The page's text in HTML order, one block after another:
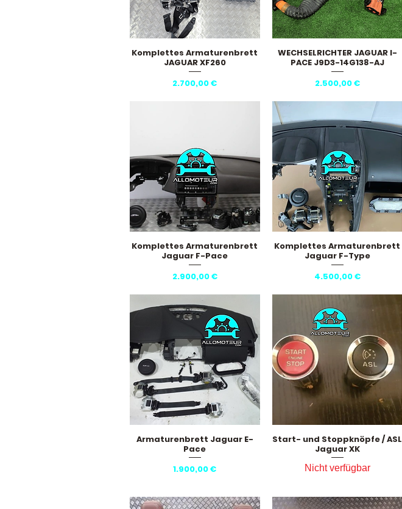
Schnellansicht
Komplettes Armaturenbrett
JAGUAR XF260
Preis
2.700,00 €
Schnellansicht
WECHSELRICHTER JAGUAR I-
PACE J9D3-14G138-AJ
Preis
2.500,00 €
Schnellansicht
Komplettes Armaturenbrett
Jaguar F-Pace
Preis
2.900,00 €
Schnellansicht
Komplettes Armaturenbrett
Jaguar F-Type
Preis
4.500,00 €
Schnellansicht
Armaturenbrett Jaguar E-
Pace
Preis
1.900,00 €
Schnellansicht
Start- und Stoppknöpfe / ASL
Jaguar XK
Nicht verfügbar